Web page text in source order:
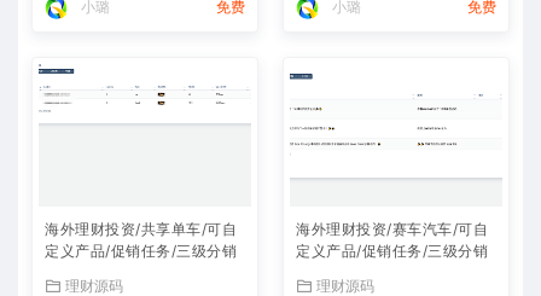
小璐 免费 小璐 免费
海外理财投资/共享单车/可自
定义产品/促销任务/三级分销
理财源码
海外理财投资/赛车汽车/可自
定义产品/促销任务/三级分销
理财源码